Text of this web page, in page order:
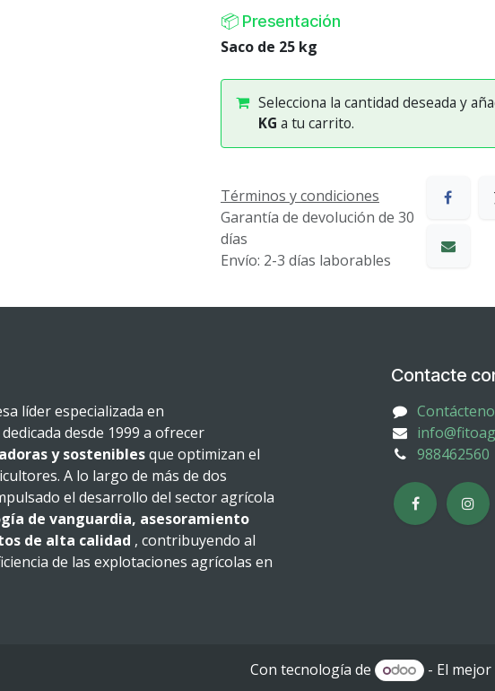
📦 Presentación
Saco de 25 kg
Selecciona la cantidad deseada y
KG a tu carrito.
Términos y condiciones
Garantía de devolución de 30
días
Envío: 2-3 días laborables
líder especializada en
dedicada desde 1999 a ofrecer
y sosteniblesque optimizan el
A lo largo de más de dos
el desarrollo del sector agrícola
de vanguardia, asesoramiento
de alta calidad , contribuyendo al
de las explotaciones agrícolas en
Contacte
988462560
Con tecnología de - El mejor